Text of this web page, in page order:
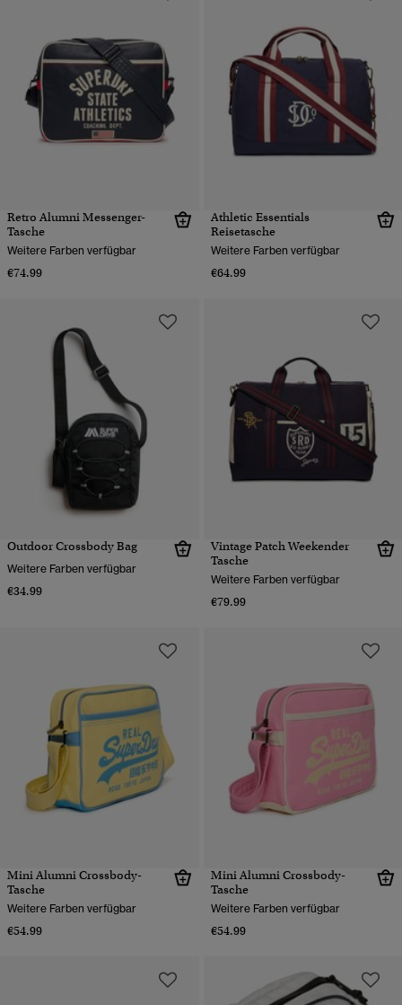
Retro Alumni Messenger-
Tasche
Weitere Farben verfügbar
€74.99
Athletic Essentials
Reisetasche
Weitere Farben verfügbar
€64.99
Outdoor Crossbody Bag
Weitere Farben verfügbar
€34.99
Vintage Patch Weekender
Tasche
Weitere Farben verfügbar
€79.99
Mini Alumni Crossbody-
Tasche
Weitere Farben verfügbar
€54.99
Mini Alumni Crossbody-
Tasche
Weitere Farben verfügbar
€54.99